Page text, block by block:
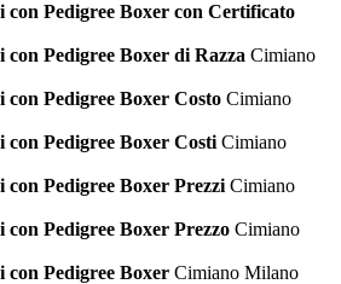
con Pedigree Boxer con Certificato
con Pedigree Boxer di Razza Cimiano
con Pedigree Boxer Costo Cimiano
con Pedigree Boxer Costi Cimiano
con Pedigree Boxer Prezzi Cimiano
con Pedigree Boxer Prezzo Cimiano
con Pedigree Boxer Cimiano Milano